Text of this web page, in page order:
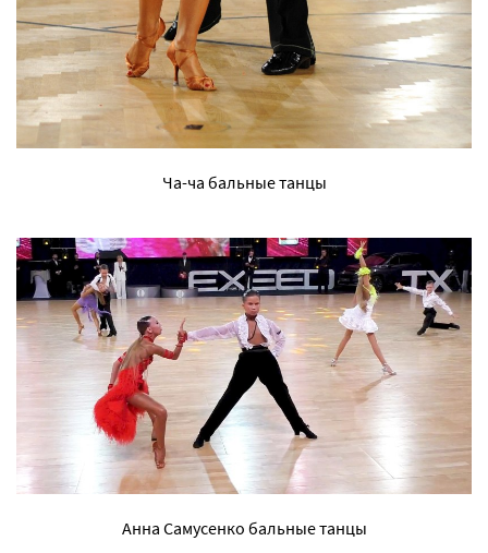
Ча-ча бальные танцы
Анна Самусенко бальные танцы